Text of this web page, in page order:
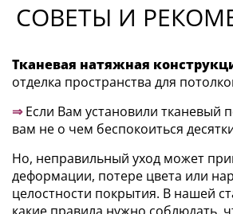
СОВЕТЫ И
Тканевая натяжная
отделка пространства для
⇒Если Вам установили тканевый
вам не о чем беспокоиться
Но, неправильный уход может
деформации, потере цвета или
целостности покрытия. В нашей